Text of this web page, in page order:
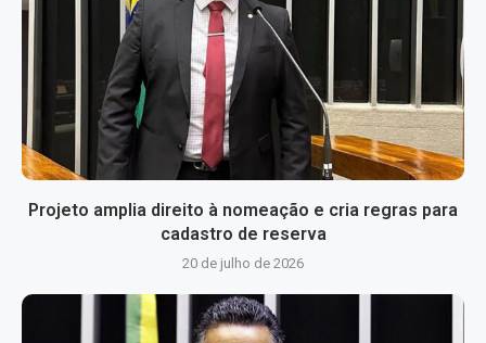
Projeto amplia direito à nomeação e cria regras para
cadastro de reserva
20 de julho de 2026